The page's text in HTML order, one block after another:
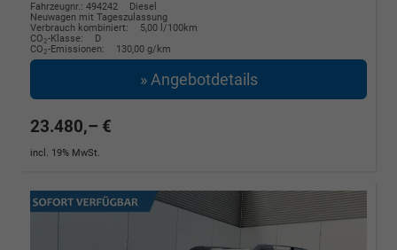
Fahrzeugnr.: 494242
Diesel
Neuwagen mit Tageszulassung
Verbrauch kombiniert:
5,00 l/100km
CO2-Klasse:
D
CO2-Emissionen: 130,00 g/km
» Angebotdetails
23.480,– €
incl. 19% MwSt.